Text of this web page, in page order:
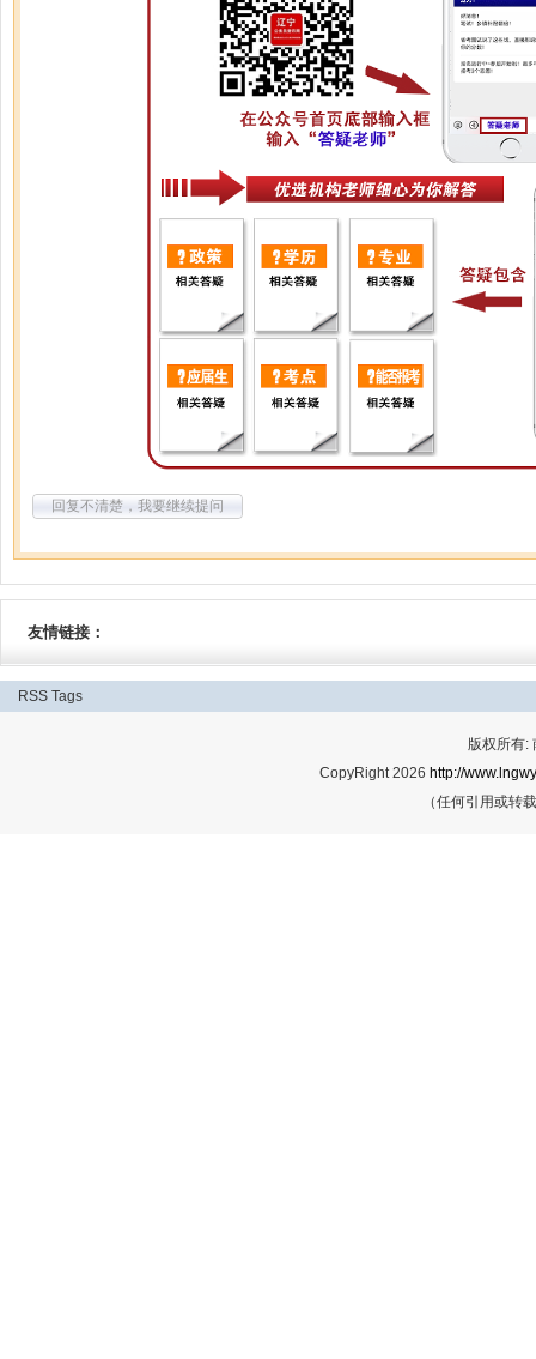
回复不清楚，我要继续提问
友情链接：
RSS Tags
版权所有:
CopyRight 2026 http://
（任何引用或转